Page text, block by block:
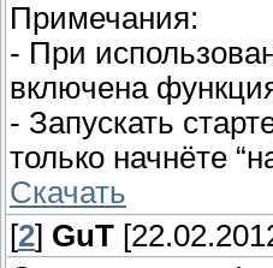
Примечания:
- При
включена
- Запускать
только начнёте
Скачать
[2] GuT